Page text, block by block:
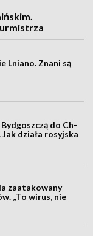
Lniano. Znani są
do Ch-
Jak działa rosyjska
zaatakowany
„To wirus, nie